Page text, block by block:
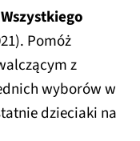
Pomóż
z
wyborów w
dzieciaki na